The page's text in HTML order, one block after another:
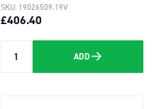
£406.40
SKU: 19026509.19V
Quantity ADD